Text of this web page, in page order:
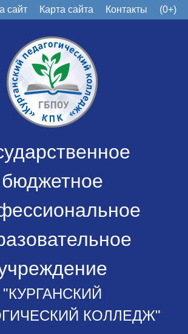
сайт Карта сайта Контакты (0+)
бюджетное
"КУРГАНСКИЙ
КОЛЛЕДЖ"